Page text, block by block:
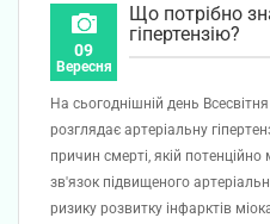
09
Вересня
Що потрібно
гіпертензію?
На сьогоднішній день
розглядає артеріальну
причин смерті, якій
зв'язок підвищеного
ризику розвитку інфарктів